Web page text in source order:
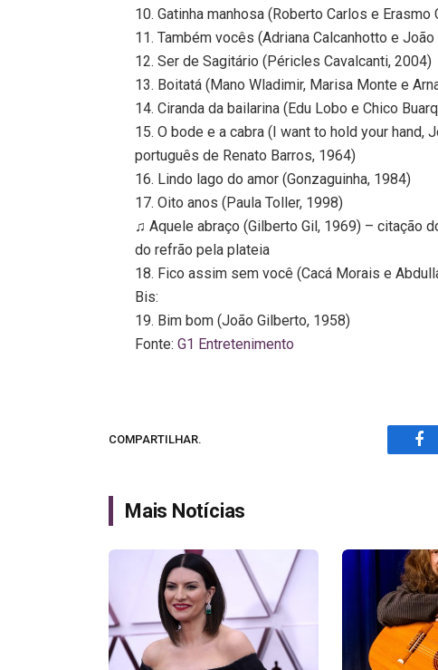
10. Gatinha manhosa (Roberto Carlos e Erasmo
11. Também vocês (Adriana Calcanhotto e
12. Ser de Sagitário (Péricles Cavalcanti, 2004)
13. Boitatá (Mano Wladimir, Marisa Monte e
14. Ciranda da bailarina (Edu Lobo e Chico
15. O bode e a cabra (I want to hold your hand,
português de Renato Barros, 1964)
16. Lindo lago do amor (Gonzaguinha, 1984)
17. Oito anos (Paula Toller, 1998)
♫ Aquele abraço (Gilberto Gil, 1969) – citação
do refrão pela plateia
18. Fico assim sem você (Cacá Morais e
Bis:
19. Bim bom (João Gilberto, 1958)
Fonte:G1 Entretenimento
COMPARTILHAR.
Mais Notícias